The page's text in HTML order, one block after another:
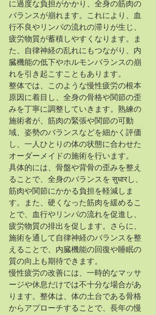
に過度な負担がかかり、全身の筋肉の
バランスが崩れます。これにより、血
行不良やリンパの流れの滞りが生じ、
疲労物質が蓄積しやすくなります。ま
た、自律神経の乱れにもつながり、内
臓機能の低下やホルモンバランスの崩
れを引き起こすこともあります。
整体では、このような慢性疲労の根本
原因に着目し、全身の骨格や関節の歪
みを丁寧に調整していきます。熟練の
施術者が、筋肉の緊張や関節の可動
域、姿勢のバランスなどを細かく評価
し、一人ひとりの体の状態に合わせた
オーダーメイドの施術を行います。
具体的には、骨盤や背骨の歪みを整え
ることで、全身のバランスを सुधारし、
筋肉や関節にかかる負担を軽減しま
す。また、硬くなった筋肉を緩めるこ
とで、血行やリンパの流れを促進し、
疲労物質の排出を促します。さらに、
施術を通して自律神経のバランスを整
えることで、内臓機能の回復や睡眠の
質の向上も期待できます。
慢性疲労の改善には、一時的なマッサ
ージや休息だけでは不十分な場合があ
ります。整体は、体の土台である骨格
からアプローチすることで、長年の慢